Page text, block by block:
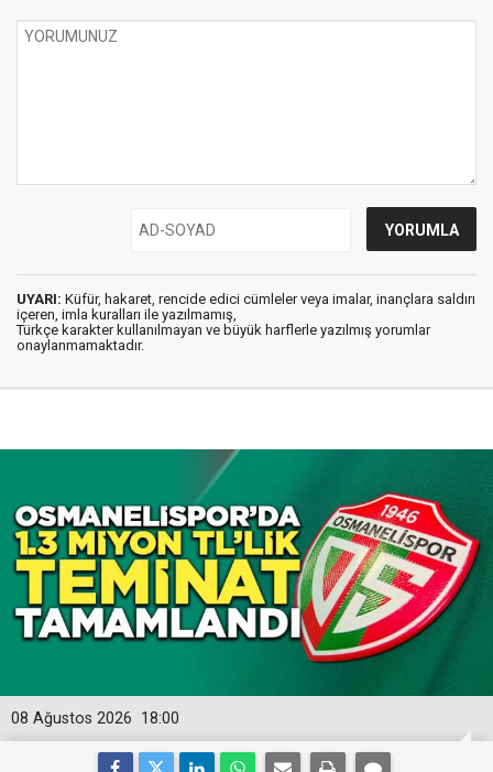
UYARI: Küfür, hakaret, rencide edici cümleler veya imalar, inançlara saldırı
içeren, imla kuralları ile yazılmamış,
Türkçe karakter kullanılmayan ve büyük harflerle yazılmış yorumlar
onaylanmamaktadır.
18:00
08 Ağustos 2026